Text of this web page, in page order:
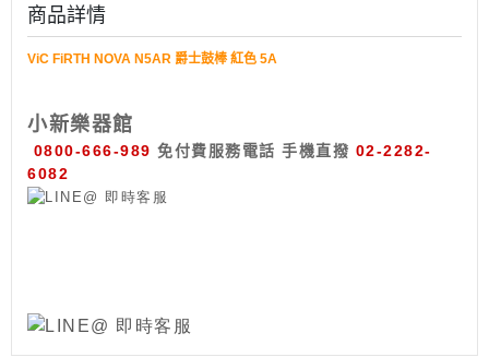
商品詳情
ViC FiRTH NOVA N5AR 爵士鼓棒 紅色 5A
小新樂器館
0800-666-989 免付費服務電話 手機直撥 02-2282-
6082